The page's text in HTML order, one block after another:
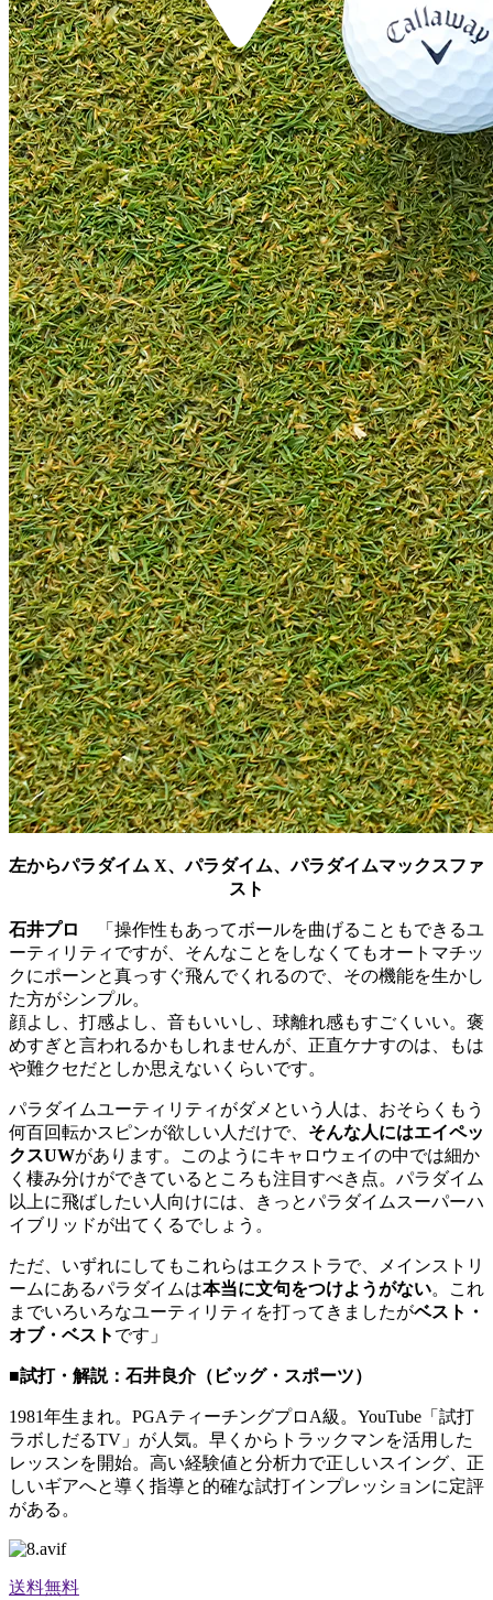
左からパラダイム X、パラダイム、パラダイムマックスファ
スト
石井プロ
「操作性もあってボールを曲げることもできるユ
ーティリティですが、そんなことをしなくてもオートマチッ
クにポーンと真っすぐ飛んでくれるので、その機能を生かし
た方がシンプル。
顔よし、打感よし、音もいいし、球離れ感もすごくいい。褒
めすぎと言われるかもしれませんが、正直ケナすのは、もは
や難クセだとしか思えないくらいです。
パラダイムユーティリティがダメという人は、おそらくもう
何百回転かスピンが欲しい人だけで、 そんな人にはエイペッ
クスUWがあります。このようにキャロウェイの中では細か
く棲み分けができているところも注目すべき点。パラダイム
以上に飛ばしたい人向けには、きっとパラダイムスーパーハ
イブリッドが出てくるでしょう。
ただ、いずれにしてもこれらはエクストラで、メインストリ
ームにあるパラダイムは本当に文句をつけようがない。これ
までいろいろなユーティリティを打ってきましたがベスト・
オブ・ベスト です」
■試打・解説：石井良介（ビッグ・スポーツ）
1981年生まれ。PGAティーチングプロA級。YouTube「試打
ラボしだるTV」が人気。早くからトラックマンを活用した
レッスンを開始。高い経験値と分析力で正しいスイング、正
しいギアへと導く指導と的確な試打インプレッションに定評
がある。
送料無料